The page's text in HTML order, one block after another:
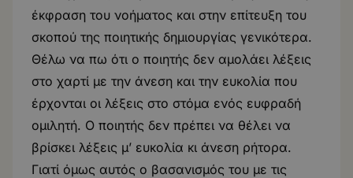
έκφραση του νοήματος και στην επίτευξη του
σκοπού της ποιητικής δημιουργίας γενικότερα.
Θέλω να πω ότι ο ποιητής δεν αμολάει λέξεις
στο χαρτί με την άνεση και την ευκολία που
έρχονται οι λέξεις στο στόμα ενός ευφραδή
ομιλητή. Ο ποιητής δεν πρέπει να θέλει να
βρίσκει λέξεις μ’ ευκολία κι άνεση ρήτορα.
Γιατί όμως αυτός ο βασανισμός του με τις